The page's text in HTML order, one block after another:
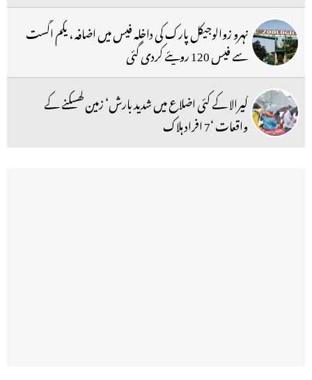
نہرو زوالوجیکل پارک کی داخلہ فیس میں اضافہ ، یکم اگست
سے فیس 120 روپئے کردی گئی
کیرالا کے کئی اضلاع میں شدید بارش‘ زمین کھسکنے کے
واقعات ‘7 افراد ہلاک